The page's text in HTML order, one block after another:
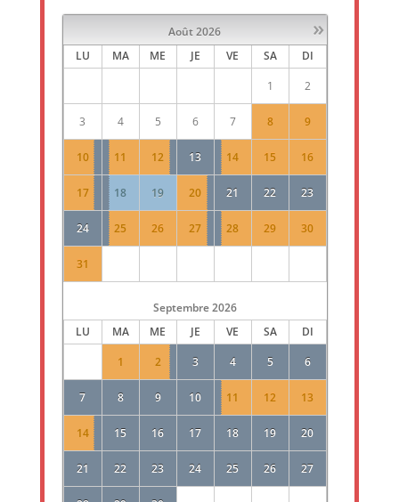
»
Août 2026
LU
MA ME JE VE SA
DI
1
2
3 4 5 6 7 8 9
10 11 12 13 14 15 16
17 18 19 20 21 22 23
24 25 26 27 28 29 30
31
Septembre2026
LU
MA ME JE VE SA
DI
1
2 3 4 5 6
7 8 9 10 11 12 13
14 15 16 17 18 19 20
21 22 23 24 25 26 27